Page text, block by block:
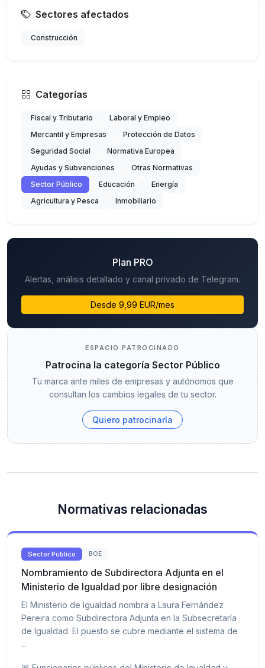
Sectores afectados
Construcción
Categorías
Fiscal y Tributario
Laboral y Empleo
Mercantil y Empresas
Protección de Datos
Seguridad Social
Normativa Europea
Ayudas y Subvenciones
Otras Normativas
Sector Público
Educación
Energía
Agricultura y Pesca
Inmobiliario
Plan PRO
Alertas, análisis detallado y canal privado de Telegram.
Desde 9,99 EUR/mes
ESPACIO PATROCINADO
Patrocina la categoría Sector Público
Tu marca ante miles de empresas y autónomos que
consultan los cambios legales de tu sector.
Quiero patrocinarla
Normativas relacionadas
Sector Público BOE
Nombramiento de Subdirectora Adjunta en el
Ministerio de Igualdad por libre designación
El Ministerio de Igualdad nombra a Laura Fernández
Pereira como Subdirectora Adjunta en la Subsecretaría
de Igualdad. El puesto se cubre mediante el sistema de
...